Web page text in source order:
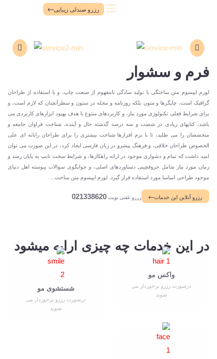
رزرو صندلی زیبایی
فرم و سشوار
لورم ایپسوم متن ساختگی با تولید سادگی نامفهوم از صنعت چاپ، و با استفاده از طراحان
گرافیک است، چاپگرها و متون بلکه روزنامه و مجله در ستون و سطرآنچنان که لازم است، و
برای شرایط فعلی تکنولوژی مورد نیاز، و کاربردهای متنوع با هدف بهبود ابزارهای کاربردی می
باشد، کتابهای زیادی در شصت و سه درصد گذشته حال و آینده، شناخت فراوان جامعه و
متخصصان را می طلبد، تا با نرم افزارها شناخت بیشتری را برای طراحان رایانه ای علی
الخصوص طراحان خلاقی، و فرهنگ پیشرو در زبان فارسی ایجاد کرد، در این صورت می توان
امید داشت که تمام و دشواری موجود در ارائه راهکارها، و شرایط سخت تایپ به پایان رسد و
زمان مورد نیاز شامل حروفچینی دستاوردهای اصلی، و جوابگوی سوالات پیوسته اهل دنیای
موجود طراحی اساسا مورد استفاده قرار گیرد. لورم ایپسوم متن ساخت...
رزرو آنلاین این خدمات رزرو تلفنی نوبت 021338620
در این خدمات چه چیزی ارایه میشود
واکس مو
درصورت رزرو برخوردار می
شوید
شستشوی مو
درصورت رزرو برخوردار می
شوید